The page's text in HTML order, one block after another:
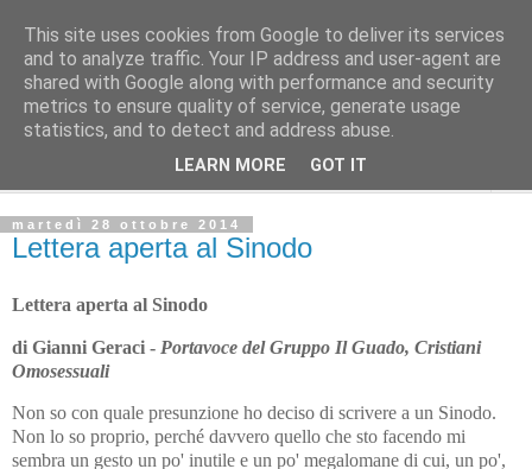
L'Avvenire dei lavoratori
Cultura
martedì 28 ottobre 2014
Lettera aperta al Sinodo
Lettera aperta al Sinodo
di Gianni Geraci - Portavoce del Gruppo Il Guado, Cristiani
Omosessuali
Non so con quale presunzione ho deciso di scrivere a un Sinodo.
Non lo so proprio, perché davvero quello che sto facendo mi
sembra un gesto un po' inutile e un po' megalomane di cui, un po',
This site uses cookies from Google to deliver its services
and to analyze traffic. Your IP address and user-agent are
shared with Google along with performance and security
metrics to ensure quality of service, generate usage
statistics, and to detect and address abuse.
LEARN MORE GOT IT